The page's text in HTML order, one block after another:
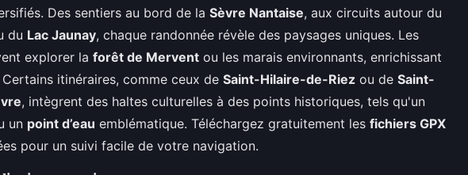
Des sentiers au bord de la Sèvre Nantaise, aux circuits autour du
du Lac Jaunay, chaque randonnée révèle des paysages uniques. Les
explorer la forêt de Mervent ou les marais environnants, enrichissant
itinéraires, comme ceux de Saint-Hilaire-de-Riez ou de Saint-
, intègrent des haltes culturelles à des points historiques, tels qu'un
un point d’eau emblématique. Téléchargez gratuitement les fichiers GPX
pour un suivi facile de votre navigation.